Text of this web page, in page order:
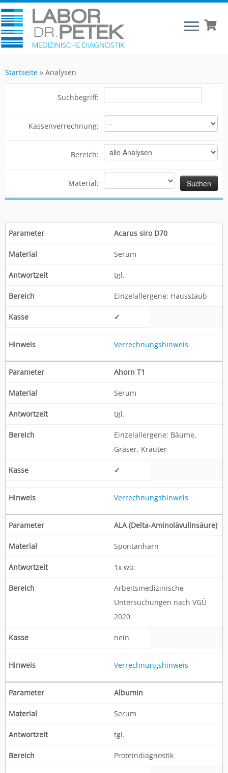
Startseite » Analysen
Suchbegriff:
Kassenverrechnung:
Bereich:
Material:
Acarus siro D70
Serum
tgl.
Einzelallergene: Hausstaub
✓
Verrechnungshinweis
Ahorn T1
Serum
tgl.
Einzelallergene: Bäume,
Gräser, Kräuter
✓
Verrechnungshinweis
ALA (Delta-Aminolävulinsäure)
Spontanharn
1x wö.
Arbeitsmedizinische
Untersuchungen nach VGÜ
2020
nein
Verrechnungshinweis
Albumin
Serum
tgl.
Proteindiagnostik